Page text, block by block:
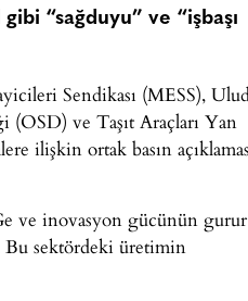
“sağduyu” ve “işbaşı
Sendikası (MESS),
ve Taşıt Araçları Yan
ilişkin ortak basın
ve inovasyon gücünün gurur
sektördeki üretimin